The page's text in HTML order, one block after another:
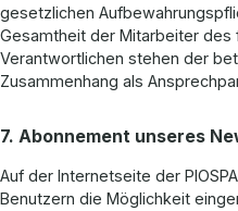
gesetzlichen
Gesamtheit der Mitarbeiter des
Verantwortlichen stehen der
Zusammenhang als
7. Abonnement unseres
Auf der Internetseite der
Benutzern die Möglichkeit